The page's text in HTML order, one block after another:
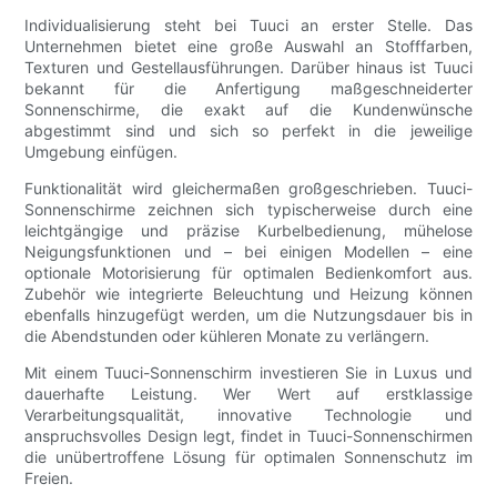
Individualisierung steht bei Tuuci an erster Stelle. Das
Unternehmen bietet eine große Auswahl an Stofffarben,
Texturen und Gestellausführungen. Darüber hinaus ist Tuuci
bekannt für die Anfertigung maßgeschneiderter
Sonnenschirme, die exakt auf die Kundenwünsche
abgestimmt sind und sich so perfekt in die jeweilige
Umgebung einfügen.
Funktionalität wird gleichermaßen großgeschrieben. Tuuci-
Sonnenschirme zeichnen sich typischerweise durch eine
leichtgängige und präzise Kurbelbedienung, mühelose
Neigungsfunktionen und – bei einigen Modellen – eine
optionale Motorisierung für optimalen Bedienkomfort aus.
Zubehör wie integrierte Beleuchtung und Heizung können
ebenfalls hinzugefügt werden, um die Nutzungsdauer bis in
die Abendstunden oder kühleren Monate zu verlängern.
Mit einem Tuuci-Sonnenschirm investieren Sie in Luxus und
dauerhafte Leistung. Wer Wert auf erstklassige
Verarbeitungsqualität, innovative Technologie und
anspruchsvolles Design legt, findet in Tuuci-Sonnenschirmen
die unübertroffene Lösung für optimalen Sonnenschutz im
Freien.